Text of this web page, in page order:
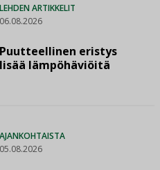
LEHDEN ARTIKKELIT
06.08.2026
Puutteellinen eristys
lisää lämpöhäviöitä
AJANKOHTAISTA
05.08.2026